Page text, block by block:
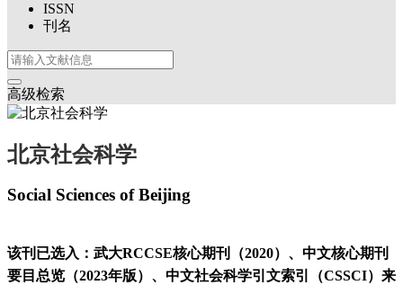
ISSN
刊名
高级检索
北京社会科学
Social Sciences of Beijing
该刊已选入：武大RCCSE核心期刊（2020）、中文核心期刊
要目总览（2023年版）、中文社会科学引文索引（CSSCI）来